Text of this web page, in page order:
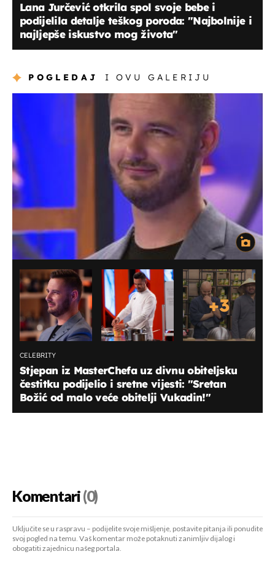
Lana Jurčević otkrila spol svoje bebe i
podijelila detalje teškog poroda: "Najbolnije i
najljepše iskustvo mog života"
POGLEDAJ I OVU GALERIJU
+3
CELEBRITY
Stjepan iz MasterChefa uz divnu obiteljsku
čestitku podijelio i sretne vijesti: "Sretan
Božić od malo veće obitelji Vukadin!"
Komentari(0)
Uključite se u raspravu – podijelite svoje mišljenje, postavite pitanja ili ponudite
svoj pogled na temu. Vaš komentar može potaknuti zanimljiv dijalog i
obogatiti zajednicu našeg portala.